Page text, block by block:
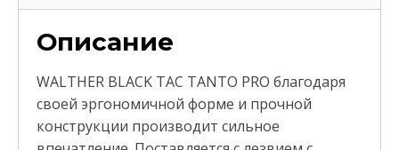
Описание
WALTHER BLACK TAC TANTO PRO благодаря
своей эргономичной форме и прочной
конструкции производит сильное